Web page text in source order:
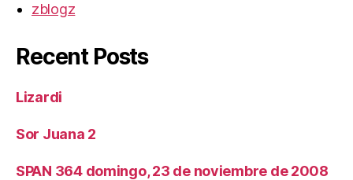
zblogz
Recent Posts
Lizardi
Sor Juana 2
SPAN 364 domingo, 23 de noviembre de 2008